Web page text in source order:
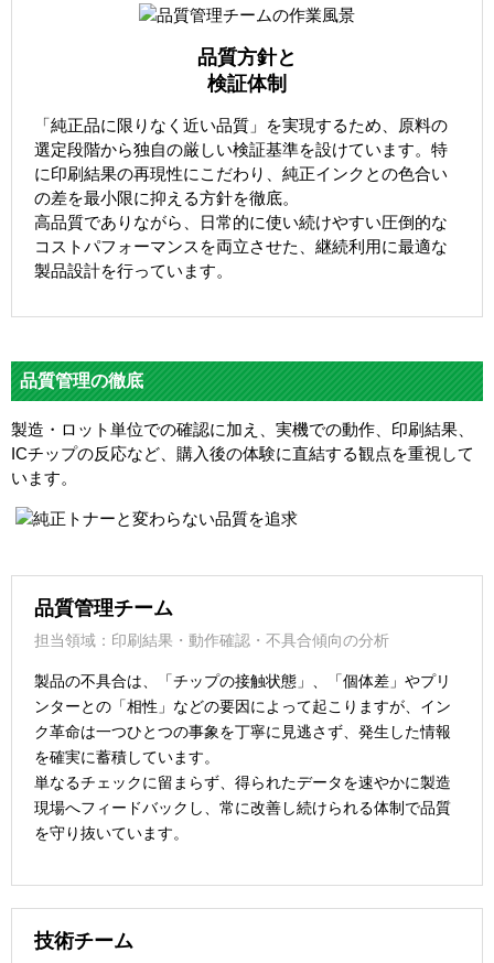
品質方針と
検証体制
「純正品に限りなく近い品質」を実現するため、原料の
選定段階から独自の厳しい検証基準を設けています。特
に印刷結果の再現性にこだわり、純正インクとの色合い
の差を最小限に抑える方針を徹底。
高品質でありながら、日常的に使い続けやすい圧倒的な
コストパフォーマンスを両立させた、継続利用に最適な
製品設計を行っています。
品質管理の徹底
製造・ロット単位での確認に加え、実機での動作、印刷結果、
ICチップの反応など、購入後の体験に直結する観点を重視して
います。
品質管理チーム
担当領域：印刷結果・動作確認・不具合傾向の分析
製品の不具合は、「チップの接触状態」、「個体差」やプリ
ンターとの「相性」などの要因によって起こりますが、イン
ク革命は一つひとつの事象を丁寧に見逃さず、発生した情報
を確実に蓄積しています。
単なるチェックに留まらず、得られたデータを速やかに製造
現場へフィードバックし、常に改善し続けられる体制で品質
を守り抜いています。
技術チーム